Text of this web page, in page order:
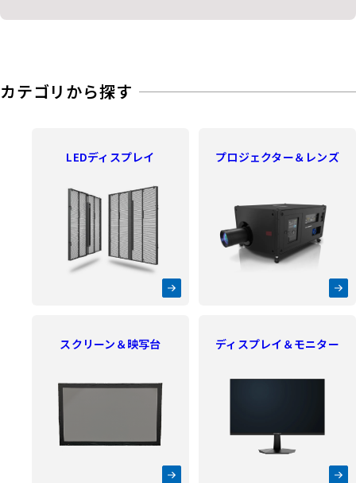
カテゴリから探す
LEDディスプレイ プロジェクター＆レンズ
スクリーン＆映写台 ディスプレイ＆モニター